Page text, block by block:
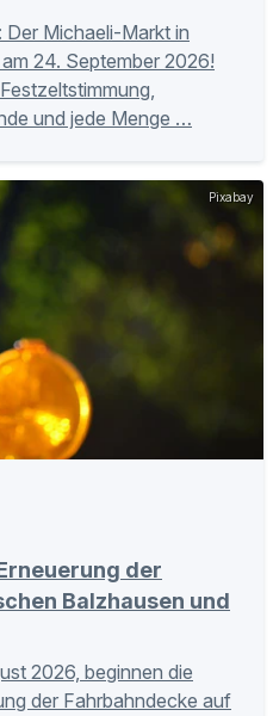
Michaeli-Markt in
24. September 2026!
und jede Menge …
Pixabay
der
Balzhausen und
2026, beginnen die
der Fahrbahndecke auf